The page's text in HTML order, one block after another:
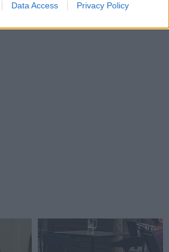
Data Access Privacy Policy